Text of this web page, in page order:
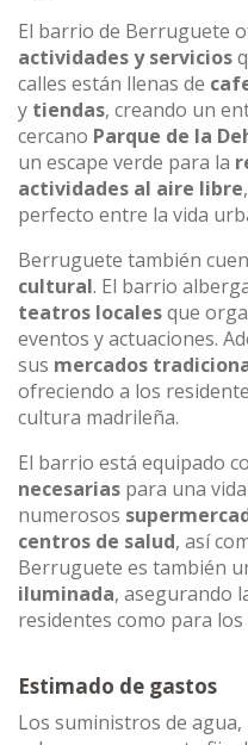
El barrio de Berruguete
actividades y servicios
calles están llenas de
y tiendas, creando un
cercano Parque de la
un escape verde para la
actividades al aire libre
perfecto entre la vida
Berruguete también
cultural. El barrio
teatros localesque
eventos y actuaciones.
sus mercados
ofreciendo a los
cultura madrileña.
El barrio está equipado
necesarias para una
numerosos
centros de salud, así
Berruguete es también
iluminada, asegurando
residentes como para
Estimado de gastos
Los suministros de